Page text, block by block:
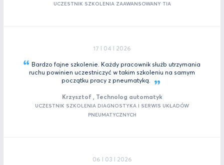
UCZESTNIK SZKOLENIA ZAAWANSOWANY TIA
17 I 04 I 2026
Bardzo fajne szkolenie. Każdy pracownik służb utrzymania
ruchu powinien uczestniczyć w takim szkoleniu na samym
początku pracy z pneumatyką.
Krzysztof , Technolog automatyk
UCZESTNIK SZKOLENIA DIAGNOSTYKA I SERWIS UKŁADÓW
PNEUMATYCZNYCH
06 I 03 I 2026